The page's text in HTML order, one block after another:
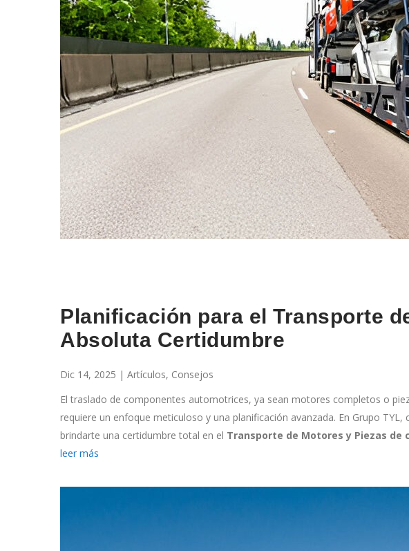
Planificación para el Transporte
Absoluta Certidumbre
Dic 14, 2025 | Artículos, Consejos
El traslado de componentes automotrices, ya sean motores completos o
requiere un enfoque meticuloso y una planificación avanzada. En Grupo
brindarte una certidumbre total en el Transporte de Motores y Piezas de
leer más